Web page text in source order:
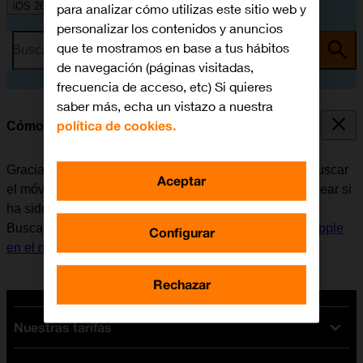
iOS 26
Busca por problema o tema
Cómo seleccionar los ajustes de Buscar mi iPhone
Gracias a la función de Buscar mi iPhone es posible buscar
el móvil en caso de pérdida, o también se puede bloquear si
ha sido robado. Para poder seleccionar los ajustes de
Buscar mi iPhone, es necesarioactivar la Cuenta de Apple
en el móvil
Nuestras tarifas
para analizar cómo utilizas este sitio web y
personalizar los contenidos y anuncios
que te mostramos en base a tus hábitos
de navegación (páginas visitadas,
frecuencia de acceso, etc) Si quieres
saber más, echa un vistazo a nuestra
política de cookies.
Configurar
Rechazar
Aceptar